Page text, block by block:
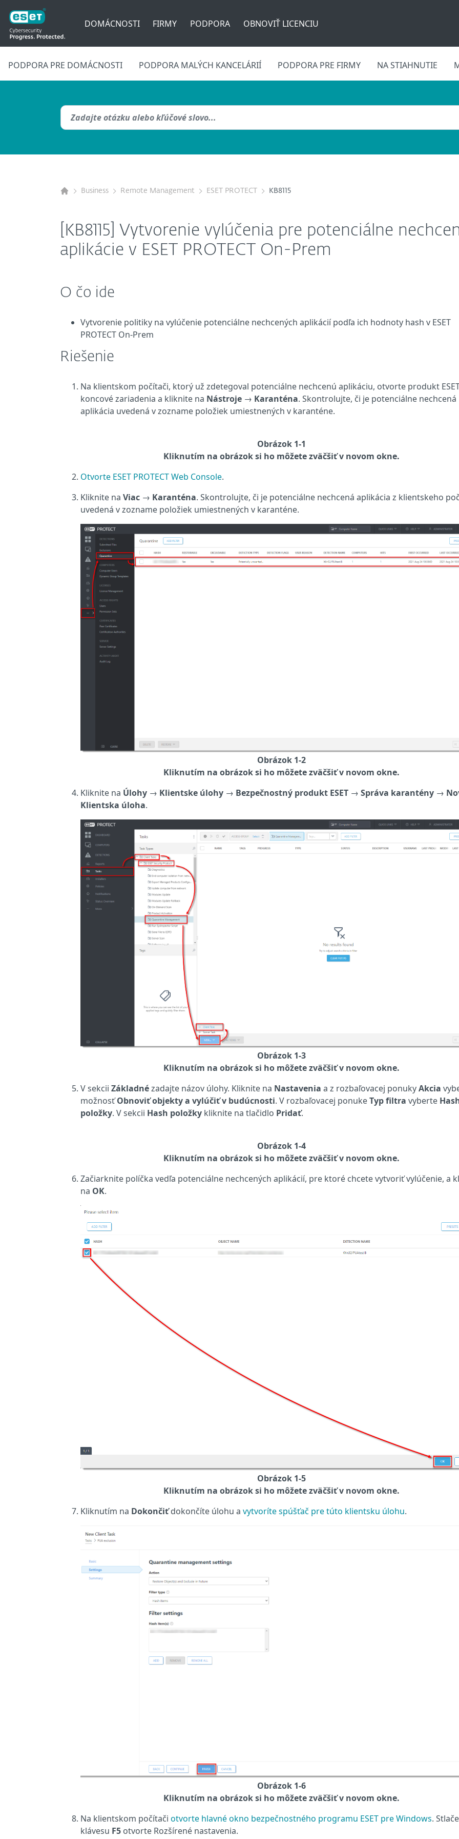
DOMÁCNOSTI FIRMY PODPORA OBNOVIŤ LICENCIU
PODPORA PRE DOMÁCNOSTI PODPORA MALÝCH KANCELÁRIÍ PODPORA PRE FIRMY NA STIAHNUTIE
Business Remote Management ESET PROTECT KB8115
[KB8115] Vytvorenie vylúčenia pre potenciálne
aplikácie v ESET PROTECT On-Prem
O čo ide
Vytvorenie politiky na vylúčenie potenciálne nechcených aplikácií podľa ich hodnoty hash v ESET
PROTECT On-Prem
Riešenie
Na klientskom počítači, ktorý už zdetegoval potenciálne nechcenú aplikáciu, otvorte produkt
koncové zariadenia a kliknite na Nástroje → Karanténa. Skontrolujte, či je potenciálne nechcená
aplikácia uvedená v zozname položiek umiestnených v karanténe.
Obrázok 1-1
Kliknutím na obrázok si ho môžete zväčšiť v novom okne.
Otvorte ESET PROTECT Web Console.
Kliknite na Viac → Karanténa. Skontrolujte, či je potenciálne nechcená aplikácia z klientskeho
uvedená v zozname položiek umiestnených v karanténe.
Obrázok 1-2
Kliknutím na obrázok si ho môžete zväčšiť v novom okne.
Kliknite na Úlohy → Klientske úlohy → Bezpečnostný produkt ESET → Správa karantény →
Klientska úloha.
Obrázok 1-3
Kliknutím na obrázok si ho môžete zväčšiť v novom okne.
V sekcii Základnézadajte názov úlohy. Kliknite na Nastavenia a z rozbaľovacej ponukyAkcia
možnosťObnoviť objekty a vylúčiť v budúcnosti. V rozbaľovacej ponukeTyp filtra vyberte
položky. V sekcii Hash položky kliknite na tlačidlo Pridať.
Obrázok 1-4
Kliknutím na obrázok si ho môžete zväčšiť v novom okne.
Začiarknite políčka vedľa potenciálne nechcených aplikácií, pre ktoré chcete vytvoriť vylúčenie, a
na OK.
Obrázok 1-5
Kliknutím na obrázok si ho môžete zväčšiť v novom okne.
Kliknutím na Dokončiťdokončíte úlohu a vytvoríte spúšťač pre túto klientsku úlohu.
Obrázok 1-6
Kliknutím na obrázok si ho môžete zväčšiť v novom okne.
Na klientskom počítači otvorte hlavné okno bezpečnostného programu ESET pre Windows.
klávesu F5 otvorte Rozšírené nastavenia.